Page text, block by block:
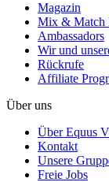
Magazin
Mix & Match
Ambassadors
Wir und
Rückrufe
Affiliate
Über uns
Über Equus
Kontakt
Unsere
Freie Jobs